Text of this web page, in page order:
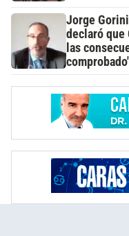
Jorge
declaró que
las